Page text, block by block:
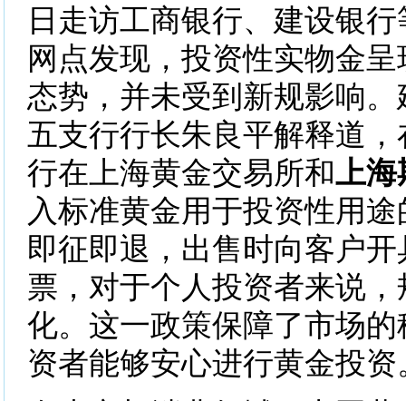
日走访工商银行、建设银
网点发现，投资性实物金呈
态势，并未受到新规影响
五支行行长朱良平解释道
行在上海黄金交易所和上海
入标准黄金用于投资性用
即征即退，出售时向客户
票，对于个人投资者来说
化。这一政策保障了市场
资者能够安心进行黄金投资